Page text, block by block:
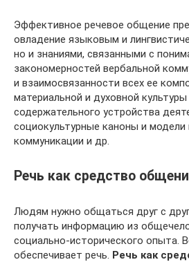
Эффективное речевое общение
овладение языковым и
но и знаниями, связанными с
закономерностей вербальной
и взаимосвязанности всех ее
материальной и духовной
содержательного устройства
социокультурные каноны и модели
коммуникации и др.
Речь как средство
Людям нужно общаться друг с
получать информацию из
социально-исторического опыта.
обеспечивает речь. Речь как